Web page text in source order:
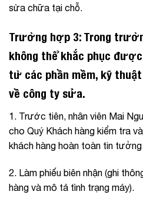
sửa chữa tại chỗ.
Trường hợp 3: Trong
không thể khắc phục
từ các phần mềm, kỹ thuật
về công ty sửa.
1. Trước tiên, nhân viên Mai
cho Quý Khách hàng kiểm tra
khách hàng hoàn toàn tin
2. Làm phiếu biên nhận (ghi
hàng và mô tả tình trạng máy).